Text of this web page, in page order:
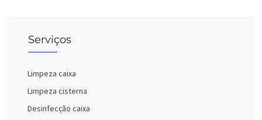
Serviços
Limpeza caixa
Limpeza cisterna
Desinfecção caixa